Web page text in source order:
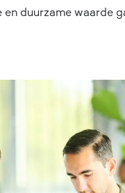
en duurzame waarde